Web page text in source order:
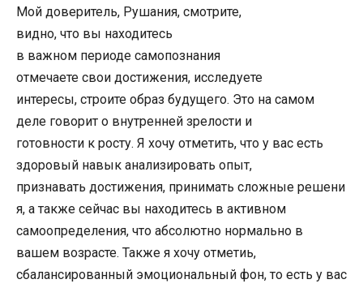
Мой доверитель, Рушания, смотрите,
видно, что вы находитесь
в важном периоде самопознания
отмечаете свои достижения, исследуете
интересы, строите образ будущего. Это на самом
деле говорит о внутренней зрелости и
готовности к росту. Я хочу отметить, что у вас есть
здоровый навык анализировать опыт,
признавать достижения, принимать сложные решени
я, а также сейчас вы находитесь в активном
самоопределения, что абсолютно нормально в
вашем возрасте. Также я хочу отметиь,
сбалансированный эмоциональный фон, то есть у вас